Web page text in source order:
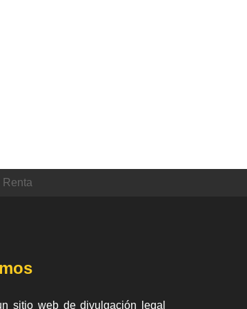
Renta
sitio web de divulgación legal